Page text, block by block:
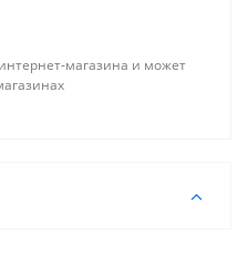
магазина и может